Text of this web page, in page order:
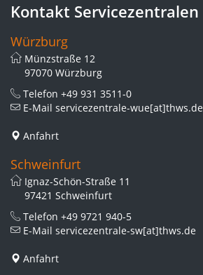
Kontakt Servicezentralen
Würzburg
Münzstraße 12
97070 Würzburg
Telefon +49 931 3511-0
E-Mail servicezentrale-wue[at]thws.de
Anfahrt
Schweinfurt
Ignaz-Schön-Straße 11
97421 Schweinfurt
Telefon +49 9721 940-5
E-Mail servicezentrale-sw[at]thws.de
Anfahrt